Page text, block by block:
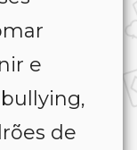
e
de